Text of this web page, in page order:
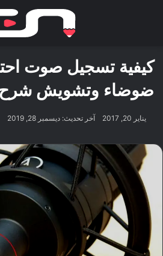
كيفية تسجيل صوت
ضوضاء وتشويش
يناير 20, 2017 آخر تحديث: ديسمبر 28, 2019